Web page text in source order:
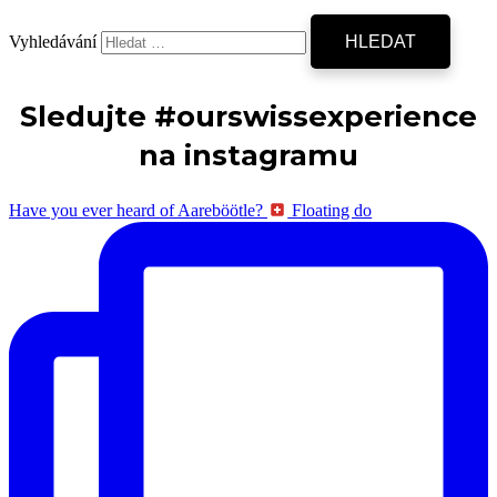
Vyhledávání
Sledujte #ourswissexperience
na instagramu
Have you ever heard of Aareböötle? Floating do